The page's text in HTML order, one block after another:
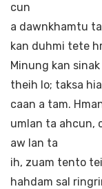
cun
a dawnkhamtu
kan duhmi tete
Minung kan
theih lo; taksa
caan a tam.
umlan ta ahcun,
aw lan ta
ih, zuam tento
hahdam sal